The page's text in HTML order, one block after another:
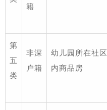
籍
第
五
类
非深
户籍
幼儿园所在社区
内商品房